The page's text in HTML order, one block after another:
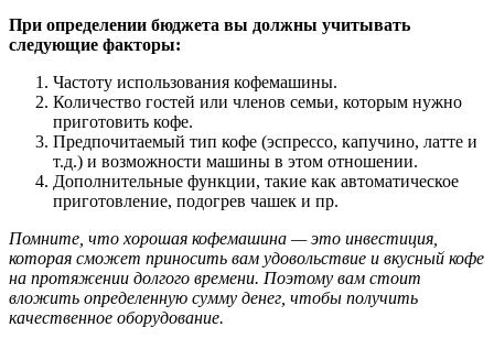
При определении бюджета вы должны учитывать
следующие факторы:
Частоту использования кофемашины.
Количество гостей или членов семьи, которым нужно
приготовить кофе.
Предпочитаемый тип кофе (эспрессо, капучино, латте и
т.д.) и возможности машины в этом отношении.
Дополнительные функции, такие как автоматическое
приготовление, подогрев чашек и пр.
Помните, что хорошая кофемашина — это инвестиция,
которая сможет приносить вам удовольствие и вкусный кофе
на протяжении долгого времени. Поэтому вам стоит
вложить определенную сумму денег, чтобы получить
качественное оборудование.